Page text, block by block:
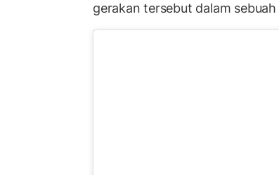
gerakan tersebut dalam